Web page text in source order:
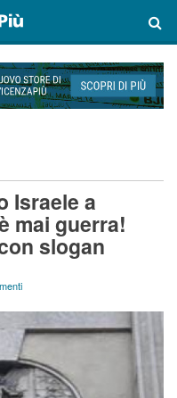
Israele a
mai guerra!
slogan